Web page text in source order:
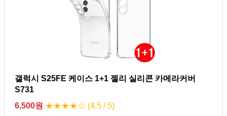
갤럭시 S25FE 케이스 1+1 젤리 실리콘 카메라커버
S731
6,500원 ★★★★☆ (4.5 / 5)